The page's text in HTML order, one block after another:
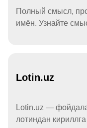
Полный смысл,
имён. Узнайте
Lotin.uz
Lotin.uz —
лотиндан